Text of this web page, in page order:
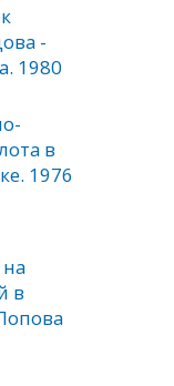
-
1980
в
1976
на
в